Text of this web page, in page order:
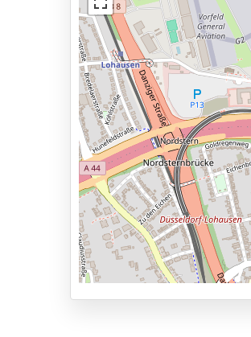
Asfalt of bestrating
Bewaker ter plaatse
Services
24 uur per dag geopend
Vooraf reserveren
100m naar vertrekhal
Parkeervormen
Shuttle Parking
Valet Parking
Park & Walk